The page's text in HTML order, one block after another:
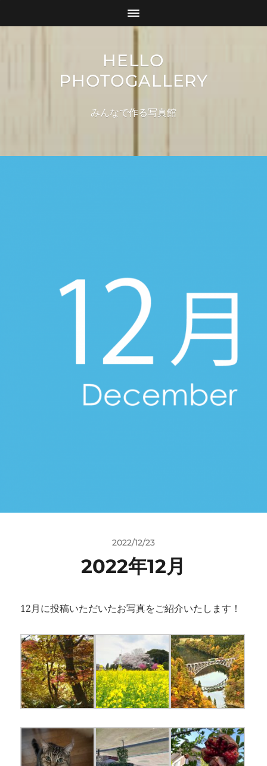
HELLO
PHOTOGALLERY
みんなで作る写真館
2022/12/23
2022年12月
12月に投稿いただいたお写真をご紹介いたします！